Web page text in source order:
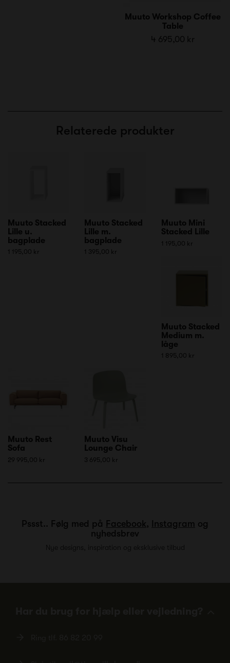
Muuto Workshop Coffee
Table
4 695,00 kr
Relaterede produkter
Muuto Stacked
Lille u.
bagplade
1 195,00 kr
Muuto Stacked
Lille m.
bagplade
1 395,00 kr
Muuto Mini
Stacked Lille
1 195,00 kr
Muuto Stacked
Medium m.
låge
1 895,00 kr
Muuto Rest
Sofa
29 995,00 kr
Muuto Visu
Lounge Chair
3 695,00 kr
Pssst.. Følg med på Facebook, Instagram og
nyhedsbrev
Nye designs, inspiration og eksklusive tilbud